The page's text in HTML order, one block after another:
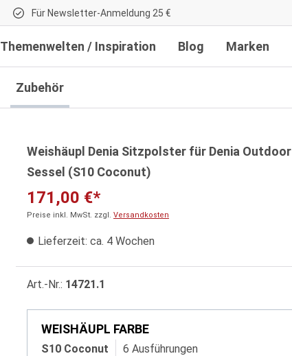
Für Newsletter-Anmeldung 25 €
Themenwelten / Inspiration Blog Marken
Zubehör
Weishäupl Denia Sitzpolster für Denia Outdoor
Sessel (S10 Coconut)
171,00 €*
Preise inkl. MwSt. zzgl. Versandkosten
Lieferzeit: ca. 4 Wochen
Art.-Nr.: 14721.1
WEISHÄUPL FARBE
S10 Coconut 6 Ausführungen